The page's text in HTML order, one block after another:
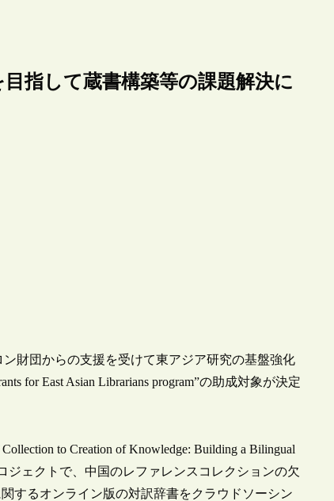
指して蔵書構築等の課題解決に
財団からの支援を受けて東アジア研究の基盤強化
for East Asian Librarians program”の助成対象が決定
to Creation of Knowledge: Building a Bilingual
ジェクトで、中国のレファレンスコレクションの欠
するオンライン版の対訳辞書をクラウドソーシン